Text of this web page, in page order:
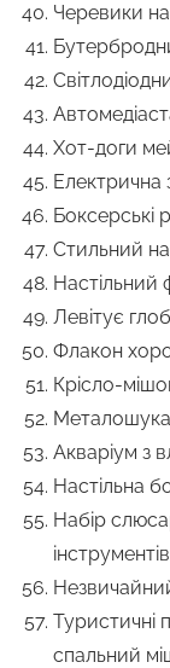
Черевики
Хот-доги
Електрична
Боксерські
Стильний
Настільний
Левітує
Флакон
Крісло-
Акваріум з
Настільна
Набір
Туристичні
спальний